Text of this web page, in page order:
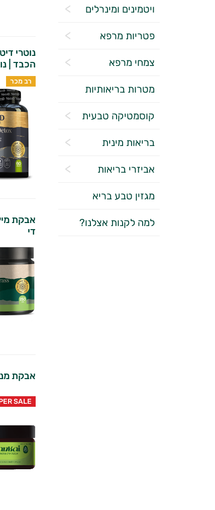
ויטמינים ומינרלים
פטריות מרפא
צמחי מרפא
מטרות בריאותיות
קוסמטיקה טבעית
בריאות מינית
אביזרי בריאות
מגזין טבע בריא
למה לקנות אצלנו?
נוטרי
הכבד |
רב מכר
אבקת
די
אבקת
SALE